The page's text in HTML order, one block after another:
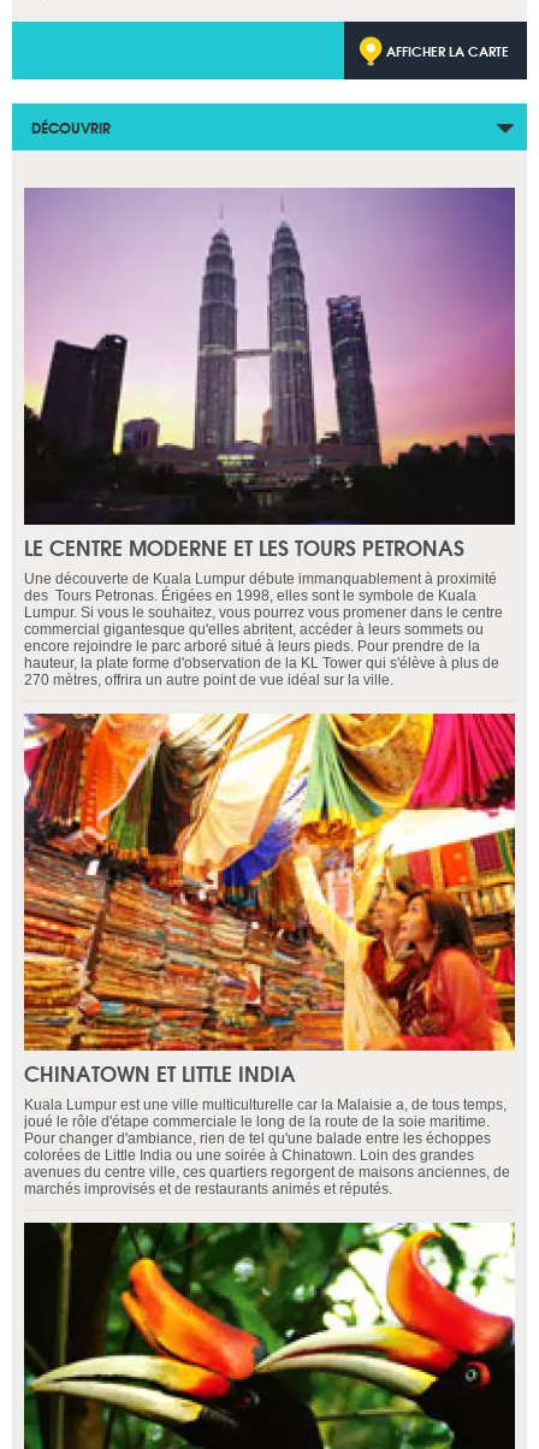
AFFICHER LA CARTE
DÉCOUVRIR
LE CENTRE MODERNE ET LES TOURS PETRONAS
Une découverte de Kuala Lumpur débute immanquablement à proximité
des Tours Petronas. Érigées en 1998, elles sont le symbole de Kuala
Lumpur. Si vous le souhaitez, vous pourrez vous promener dans le centre
commercial gigantesque qu'elles abritent, accéder à leurs sommets ou
encore rejoindre le parc arboré situé à leurs pieds. Pour prendre de la
hauteur, la plate forme d'observation de la KL Tower qui s'élève à plus de
270 mètres, offrira un autre point de vue idéal sur la ville.
CHINATOWN ET LITTLE INDIA
Kuala Lumpur est une ville multiculturelle car la Malaisie a, de tous temps,
joué le rôle d'étape commerciale le long de la route de la soie maritime.
Pour changer d'ambiance, rien de tel qu'une balade entre les échoppes
colorées de Little India ou une soirée à Chinatown. Loin des grandes
avenues du centre ville, ces quartiers regorgent de maisons anciennes, de
marchés improvisés et de restaurants animés et réputés.